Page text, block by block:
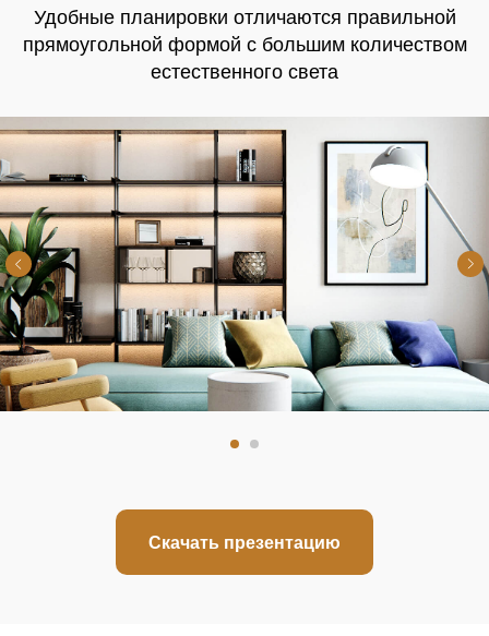
Удобные планировки отличаются правильной
прямоугольной формой с большим количеством
естественного света
Скачать презентацию